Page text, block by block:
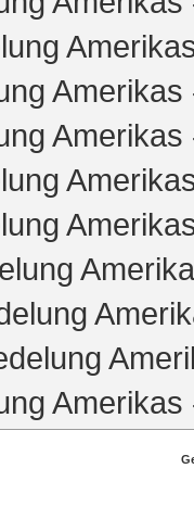
Amerikas
Amerikas
Amerikas